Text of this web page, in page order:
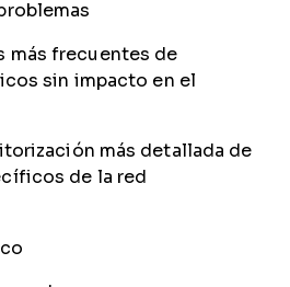
más frecuentes de
sin impacto en el
más detallada de
de la red